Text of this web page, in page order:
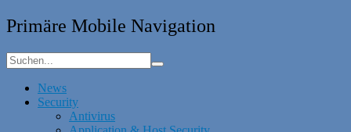
Primäre Mobile Navigation
News
Security
Antivirus